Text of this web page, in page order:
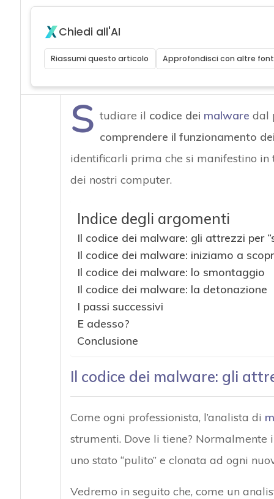
Chiedi all'AI
Riassumi questo articolo Approfondisci con altre
S tudiare il codice dei malware dal
comprendere il funzionamento
identificarli prima che si manifestino in
dei nostri computer.
Indice degli argomenti
Il codice dei malware: gli attrezzi per
Il codice dei malware: iniziamo a
Il codice dei malware: lo smontaggio
Il codice dei malware: la detonazione
I passi successivi
E adesso?
Conclusione
Il codice dei malware: gli
Come ogni professionista, l’analista di
strumenti. Dove li tiene?
uno stato “pulito” e clonata ad ogni
Vedremo in seguito che, come un